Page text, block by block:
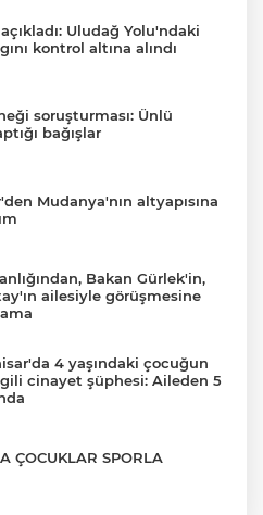
Uludağ Yolu'ndaki
kontrol altına alındı
soruşturması: Ünlü
bağışlar
Mudanya'nın altyapısına
Bakan Gürlek'in,
ailesiyle görüşmesine
4 yaşındaki çocuğun
cinayet şüphesi: Aileden 5
ÇOCUKLAR SPORLA